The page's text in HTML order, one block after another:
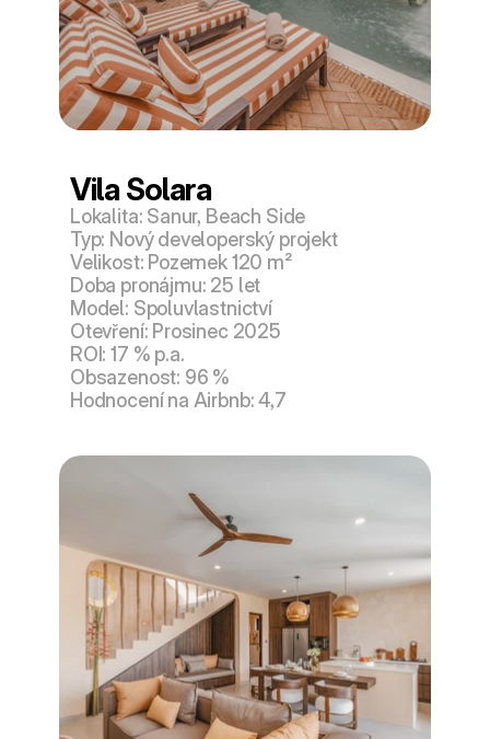
Vila Solara
Lokalita: Sanur, Beach Side
Typ: Nový developerský projekt
Velikost: Pozemek 120 m²
Doba pronájmu: 25 let
Model: Spoluvlastnictví
Otevření: Prosinec 2025
ROI: 17 % p.a.
Obsazenost: 96 %
Hodnocení na Airbnb: 4,7